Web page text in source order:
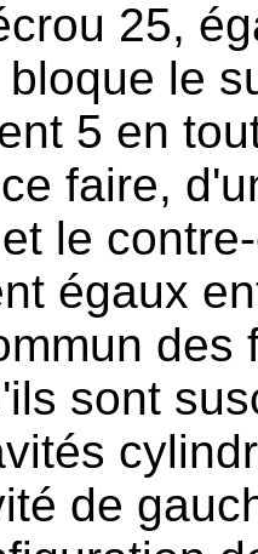
25,
le
5 en
faire,
le
égaux
des
sont
de